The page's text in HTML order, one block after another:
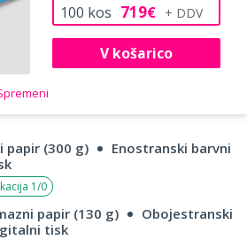
100 kos 719€
V košarico
papir (300 g)
Enostranski barvni
1/0
papir (130 g)
Obojestranski
tisk